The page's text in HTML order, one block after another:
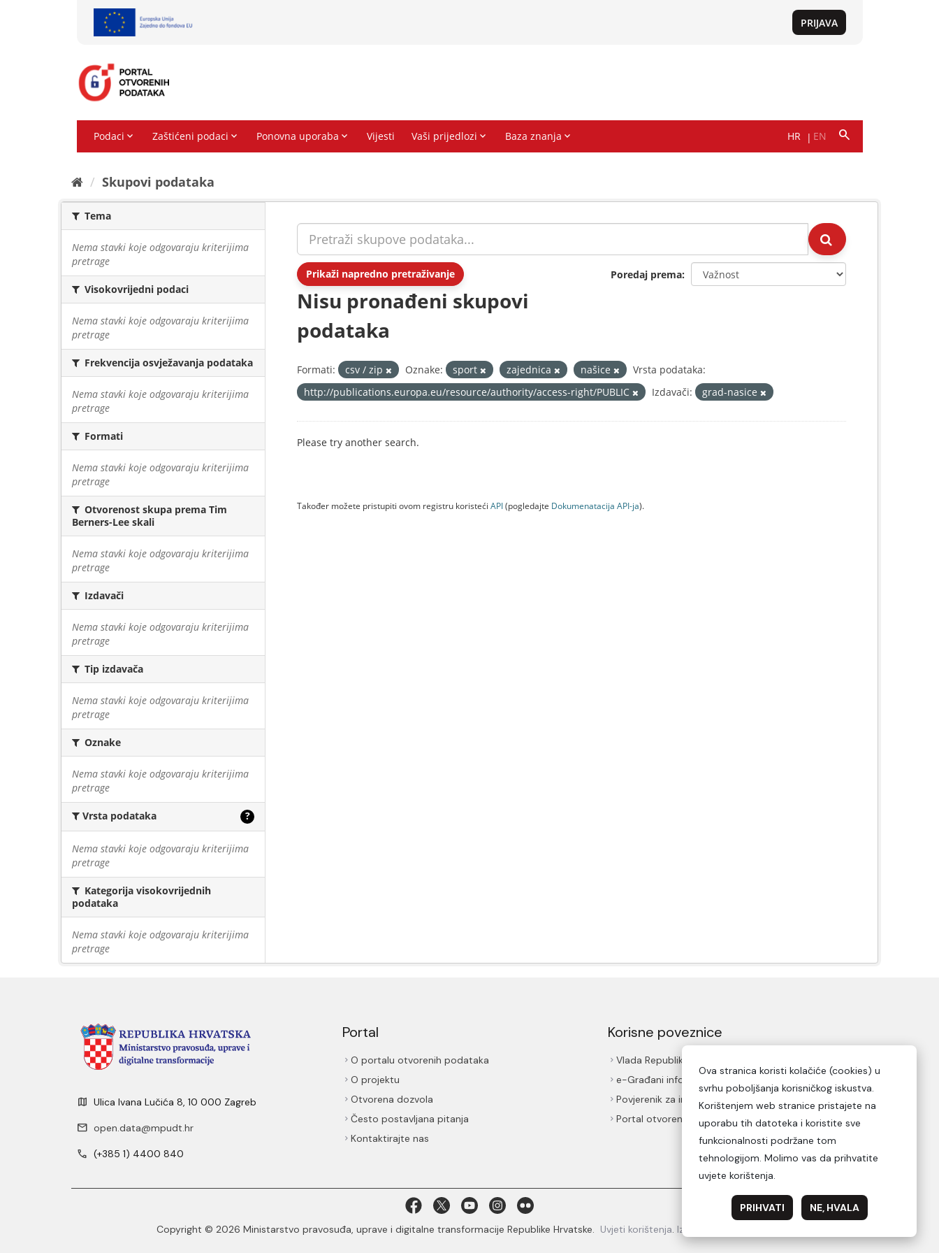
Skupovi podаtаkа
Tema
Nema stavki koje odgovaraju kriterijima
pretrage
Visokovrijedni podaci
Nema stavki koje odgovaraju kriterijima
pretrage
Frekvencija osvježavanja podataka
Nema stavki koje odgovaraju kriterijima
pretrage
Formati
Nema stavki koje odgovaraju kriterijima
pretrage
Otvorenost skupa prema Tim
Berners-Lee skali
Nema stavki koje odgovaraju kriterijima
pretrage
Izdavači
Nema stavki koje odgovaraju kriterijima
pretrage
Tip izdavača
Nema stavki koje odgovaraju kriterijima
pretrage
Oznake
Nema stavki koje odgovaraju kriterijima
pretrage
Vrsta podataka ?
Nema stavki koje odgovaraju kriterijima
pretrage
Kategorija visokovrijednih
podataka
Nema stavki koje odgovaraju kriterijima
pretrage
Prikaži napredno pretraživanje Poredaj prema
Nisu pronađeni skupovi
podataka
Formati: csv / zip Oznake: sport zajednica našice
Vrsta podataka:
http://publications.europa.eu/resource/authority/access-right/PUBLIC
Izdavači: grad-nasice
Please try another search.
Također možete pristupiti ovom registru koristeći API(pogledajte Dokumenаtаcijа API-jа).